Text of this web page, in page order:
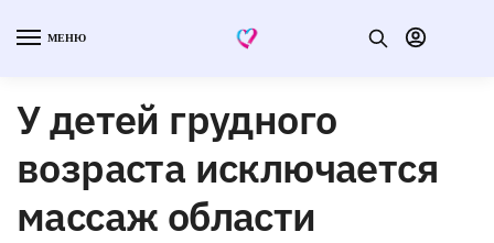
МЕНЮ
У детей грудного
возраста исключается
массаж области